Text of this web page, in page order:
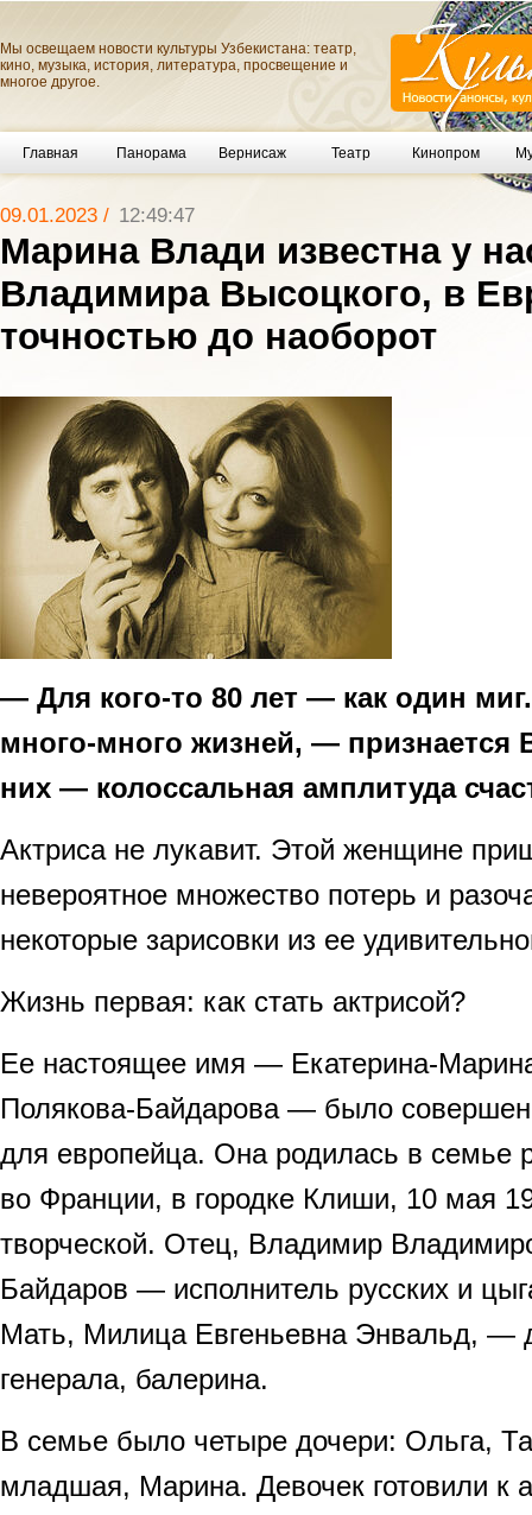
Мы освещаем новости культуры Узбекистана: театр,
кино, музыка, история, литература, просвещение и
многое другое.
Главная Панорама Вернисаж Театр Кинопром
09.01.2023 / 12:49:47
Марина Влади известна у
Владимира Высоцкого, в
точностью до наоборот
— Для кого-то 80 лет — как один
много-много жизней, — признается
них — колоссальная амплитуда
Актриса не лукавит. Этой женщине
невероятное множество потерь и
некоторые зарисовки из ее
Жизнь первая: как стать актрисой?
Ее настоящее имя — Екатерина-
Полякова-Байдарова — было
для европейца. Она родилась в семье
во Франции, в городке Клиши, 10 мая
творческой. Отец, Владимир
Байдаров — исполнитель русских и
Мать, Милица Евгеньевна Энвальд, —
генерала, балерина.
В семье было четыре дочери: Ольга,
младшая, Марина. Девочек готовили к